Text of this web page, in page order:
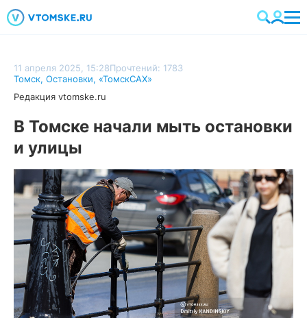
11 апреля 2025, 15:28Прочтений: 1783
Томск, Остановки, «ТомскСАХ»
Редакция vtomske.ru
В Томске начали мыть остановки
и улицы